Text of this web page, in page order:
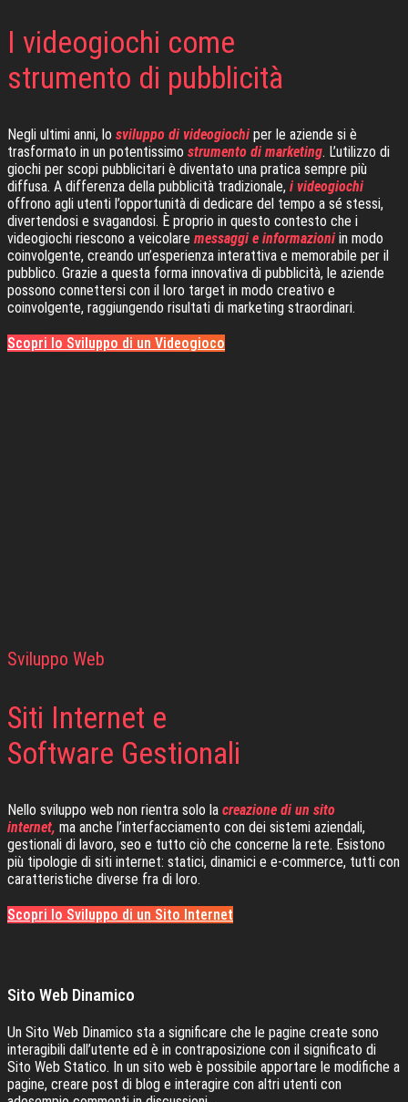
I videogiochi come
strumento di pubblicità
Negli ultimi anni, lo sviluppo di videogiochi per le aziende si è
trasformato in un potentissimo strumento di marketing. L’utilizzo di
giochi per scopi pubblicitari è diventato una pratica sempre più
diffusa. A differenza della pubblicità tradizionale, i videogiochi
offrono agli utenti l’opportunità di dedicare del tempo a sé stessi,
divertendosi e svagandosi. È proprio in questo contesto che i
videogiochi riescono a veicolare messaggi e informazioni in modo
coinvolgente, creando un’esperienza interattiva e memorabile per il
pubblico. Grazie a questa forma innovativa di pubblicità, le aziende
possono connettersi con il loro target in modo creativo e
coinvolgente, raggiungendo risultati di marketing straordinari.
Scopri lo Sviluppo di un Videogioco
Sviluppo Web
Siti Internet e
Software Gestionali
Nello sviluppo web non rientra solo la creazione di un sito
internet, ma anche l’interfacciamento con dei sistemi aziendali,
gestionali di lavoro, seo e tutto ciò che concerne la rete. Esistono
più tipologie di siti internet: statici, dinamici e e-commerce, tutti con
caratteristiche diverse fra di loro.
Scopri lo Sviluppo di un Sito Internet
Sito Web Dinamico
Un Sito Web Dinamico sta a significare che le pagine create sono
interagibili dall’utente ed è in contraposizione con il significato di
Sito Web Statico. In un sito web è possibile apportare le modifiche a
pagine, creare post di blog e interagire con altri utenti con